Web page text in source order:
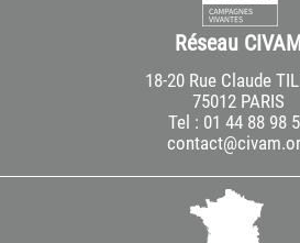
Réseau
18-20 Rue Claude
75012 PARIS
Tel : 01 44 88 98